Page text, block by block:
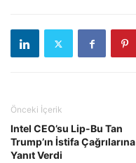
Önceki İçerik
Intel CEO’su Lip-Bu Tan
Trump’ın İstifa Çağrılarına
Yanıt Verdi